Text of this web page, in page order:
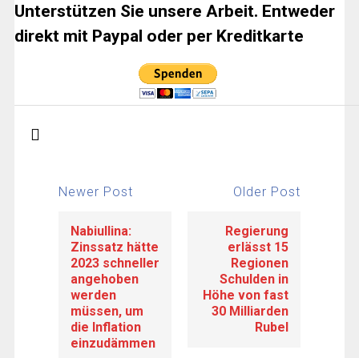
Unterstützen Sie unsere Arbeit. Entweder
direkt mit Paypal oder per Kreditkarte
Newer Post
Nabiullina:
Zinssatz hätte
2023 schneller
angehoben
werden
müssen, um
die Inflation
einzudämmen
Older Post
Regierung
erlässt 15
Regionen
Schulden in
Höhe von fast
30 Milliarden
Rubel